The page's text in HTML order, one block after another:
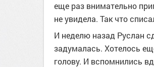
еще раз внимательно
не увидела. Так что
И неделю назад Руслан
задумалась. Хотелось
голову. И вспомнились